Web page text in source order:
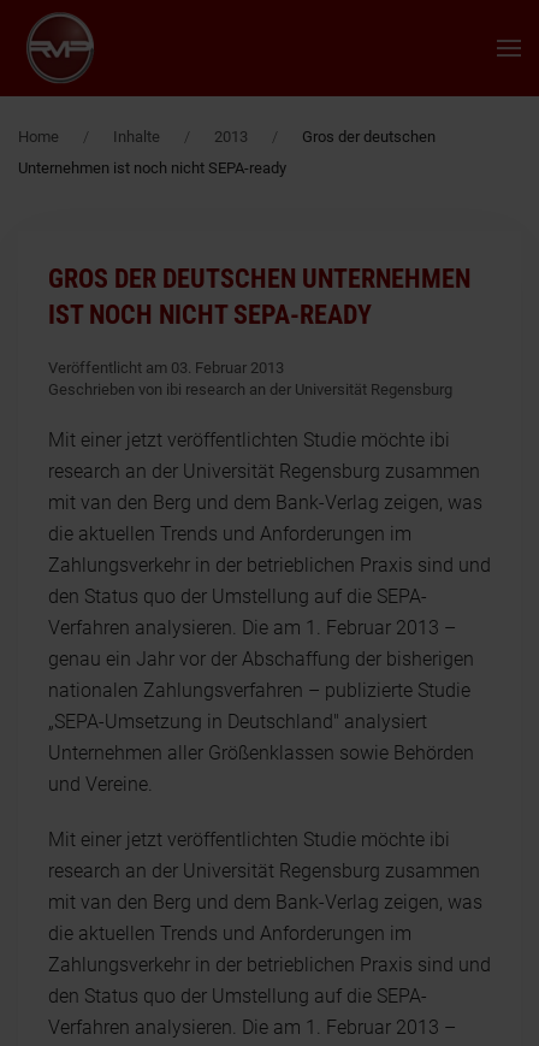
Zum Hauptinhalt springen
Home Inhalte 2013
Gros der deutschen
Unternehmen ist noch nicht SEPA-ready
GROS DER DEUTSCHEN UNTERNEHMEN
IST NOCH NICHT SEPA-READY
Veröffentlicht am 03. Februar 2013
Geschrieben von ibi research an der Universität Regensburg
Mit einer jetzt veröffentlichten Studie möchte ibi
research an der Universität Regensburg zusammen
mit van den Berg und dem Bank-Verlag zeigen, was
die aktuellen Trends und Anforderungen im
Zahlungsverkehr in der betrieblichen Praxis sind und
den Status quo der Umstellung auf die SEPA-
Verfahren analysieren. Die am 1. Februar 2013 –
genau ein Jahr vor der Abschaffung der bisherigen
nationalen Zahlungsverfahren – publizierte Studie
„SEPA-Umsetzung in Deutschland" analysiert
Unternehmen aller Größenklassen sowie Behörden
und Vereine.
Mit einer jetzt veröffentlichten Studie möchte ibi
research an der Universität Regensburg zusammen
mit van den Berg und dem Bank-Verlag zeigen, was
die aktuellen Trends und Anforderungen im
Zahlungsverkehr in der betrieblichen Praxis sind und
den Status quo der Umstellung auf die SEPA-
Verfahren analysieren. Die am 1. Februar 2013 –